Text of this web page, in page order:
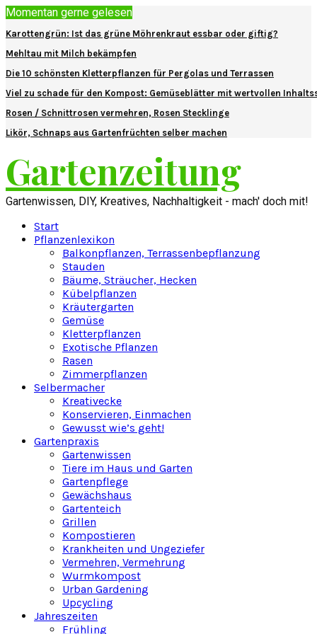
Momentan gerne gelesen
Karottengrün: Ist das grüne Möhrenkraut essbar oder giftig?
Mehltau mit Milch bekämpfen
Die 10 schönsten Kletterpflanzen für Pergolas und Terrassen
Viel zu schade für den Kompost: Gemüseblätter mit wertvollen
Rosen / Schnittrosen vermehren, Rosen Stecklinge
Likör, Schnaps aus Gartenfrüchten selber machen
Gartenzeitung
Gartenwissen, DIY, Kreatives, Nachhaltigkeit - mach' doch mit!
Start
Pflanzenlexikon
Balkonpflanzen, Terrassenbepflanzung
Stauden
Bäume, Sträucher, Hecken
Kübelpflanzen
Kräutergarten
Gemüse
Kletterpflanzen
Exotische Pflanzen
Rasen
Zimmerpflanzen
Selbermacher
Kreativecke
Konservieren, Einmachen
Gewusst wie’s geht!
Gartenpraxis
Gartenwissen
Tiere im Haus und Garten
Gartenpflege
Gewächshaus
Gartenteich
Grillen
Kompostieren
Krankheiten und Ungeziefer
Vermehren, Vermehrung
Wurmkompost
Urban Gardening
Upcycling
Jahreszeiten
Frühling